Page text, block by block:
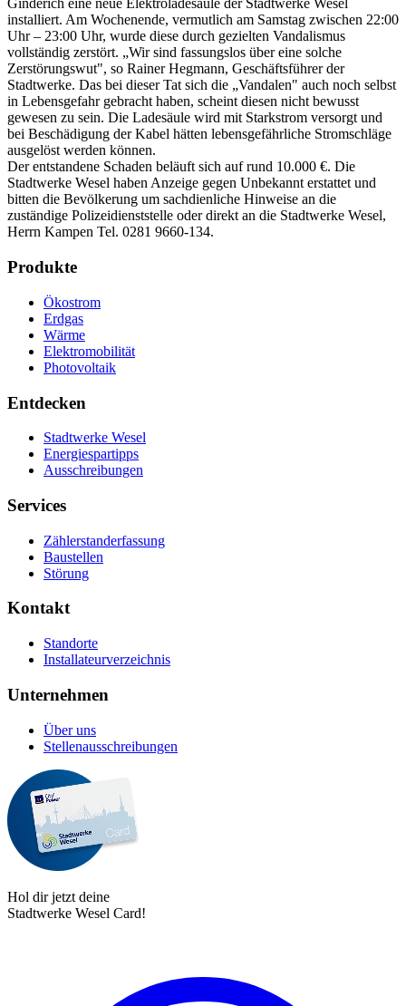
Ginderich eine neue Elektroladesäule der Stadtwerke Wesel
installiert. Am Wochenende, vermutlich am Samstag zwischen 22:00
Uhr – 23:00 Uhr, wurde diese durch gezielten Vandalismus
vollständig zerstört. „Wir sind fassungslos über eine solche
Zerstörungswut", so Rainer Hegmann, Geschäftsführer der
Stadtwerke. Das bei dieser Tat sich die „Vandalen" auch noch selbst
in Lebensgefahr gebracht haben, scheint diesen nicht bewusst
gewesen zu sein. Die Ladesäule wird mit Starkstrom versorgt und
bei Beschädigung der Kabel hätten lebensgefährliche Stromschläge
ausgelöst werden können.
Der entstandene Schaden beläuft sich auf rund 10.000 €. Die
Stadtwerke Wesel haben Anzeige gegen Unbekannt erstattet und
bitten die Bevölkerung um sachdienliche Hinweise an die
zuständige Polizeidienststelle oder direkt an die Stadtwerke Wesel,
Herrn Kampen Tel. 0281 9660-134.
Produkte
Ökostrom
Erdgas
Wärme
Elektromobilität
Photovoltaik
Entdecken
Stadtwerke Wesel
Energiespartipps
Ausschreibungen
Services
Zählerstanderfassung
Baustellen
Störung
Kontakt
Standorte
Installateurverzeichnis
Unternehmen
Über uns
Stellenausschreibungen
Hol dir jetzt deine
Stadtwerke Wesel Card!